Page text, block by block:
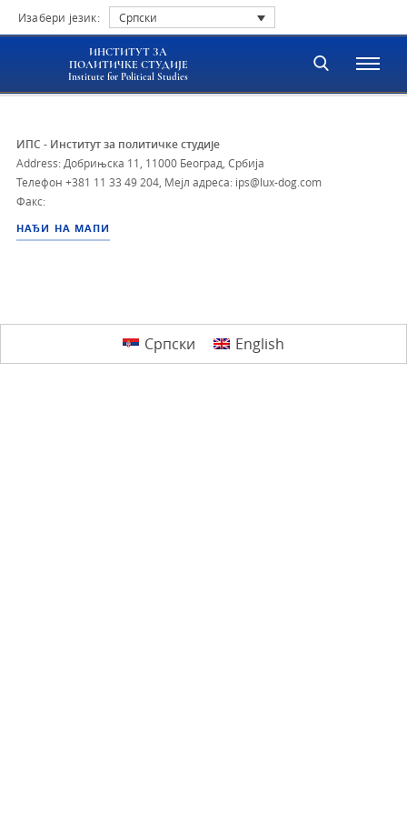
Изабери језик: Српски
ИНСТИТУТ ЗА
ПОЛИТИЧКЕ СТУДИЈЕ
Institute for Political Studies
ИПС - Институт за политичке студије
Address: Добрињска 11, 11000 Београд, Србија
Телефон +381 11 33 49 204 Мејл адреса: ips@lux-dog.com
Факс:
НАЂИ НА МАПИ
Српски English